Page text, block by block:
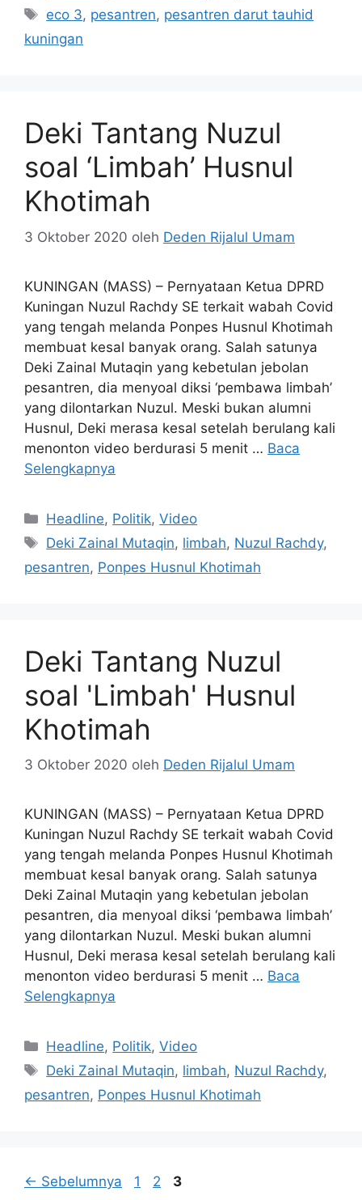
Tag
eco 3, pesantren, pesantren darut tauhid
kuningan
Deki Tantang Nuzul
soal ‘Limbah’ Husnul
Khotimah
3 Oktober 2020 oleh Deden Rijalul Umam
KUNINGAN (MASS) – Pernyataan Ketua DPRD
Kuningan Nuzul Rachdy SE terkait wabah Covid
yang tengah melanda Ponpes Husnul Khotimah
membuat kesal banyak orang. Salah satunya
Deki Zainal Mutaqin yang kebetulan jebolan
pesantren, dia menyoal diksi ‘pembawa limbah’
yang dilontarkan Nuzul. Meski bukan alumni
Husnul, Deki merasa kesal setelah berulang kali
menonton video berdurasi 5 menit … Baca
Selengkapnya
Kategori
Headline, Politik,Video
Tag
Deki Zainal Mutaqin, limbah, Nuzul Rachdy,
pesantren, Ponpes Husnul Khotimah
Deki Tantang Nuzul
soal 'Limbah' Husnul
Khotimah
3 Oktober 2020 oleh Deden Rijalul Umam
KUNINGAN (MASS) – Pernyataan Ketua DPRD
Kuningan Nuzul Rachdy SE terkait wabah Covid
yang tengah melanda Ponpes Husnul Khotimah
membuat kesal banyak orang. Salah satunya
Deki Zainal Mutaqin yang kebetulan jebolan
pesantren, dia menyoal diksi ‘pembawa limbah’
yang dilontarkan Nuzul. Meski bukan alumni
Husnul, Deki merasa kesal setelah berulang kali
menonton video berdurasi 5 menit … Baca
Selengkapnya
Kategori
Headline, Politik,Video
Tag
Deki Zainal Mutaqin, limbah, Nuzul Rachdy,
pesantren, Ponpes Husnul Khotimah
← Sebelumnya Halaman
1 Halaman
2 Halaman
3